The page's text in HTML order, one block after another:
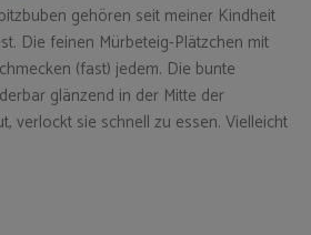
gehören seit meiner Kindheit
Die feinen Mürbeteig-Plätzchen mit
(fast) jedem. Die bunte
glänzend in der Mitte der
verlockt sie schnell zu essen. Vielleicht